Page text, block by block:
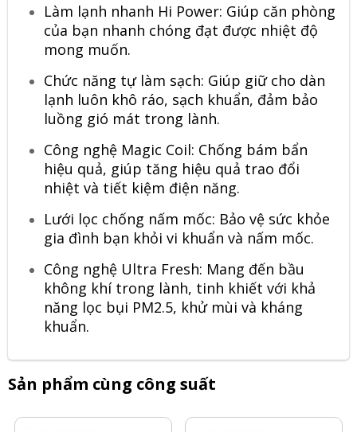
Làm lạnh nhanh Hi Power: Giúp căn phòng
của bạn nhanh chóng đạt được nhiệt độ
mong muốn.
Chức năng tự làm sạch: Giúp giữ cho dàn
lạnh luôn khô ráo, sạch khuẩn, đảm bảo
luồng gió mát trong lành.
Công nghệ Magic Coil: Chống bám bẩn
hiệu quả, giúp tăng hiệu quả trao đổi
nhiệt và tiết kiệm điện năng.
Lưới lọc chống nấm mốc: Bảo vệ sức khỏe
gia đình bạn khỏi vi khuẩn và nấm mốc.
Công nghệ Ultra Fresh: Mang đến bầu
không khí trong lành, tinh khiết với khả
năng lọc bụi PM2.5, khử mùi và kháng
khuẩn.
Sản phẩm cùng công suất